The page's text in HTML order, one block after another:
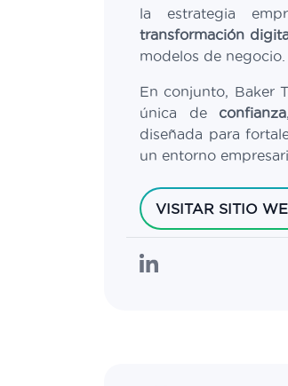
la estrategia
transformación
modelos de negocio.
En conjunto, Baker
única de confianza
diseñada para
un entorno
VISITAR SITIO